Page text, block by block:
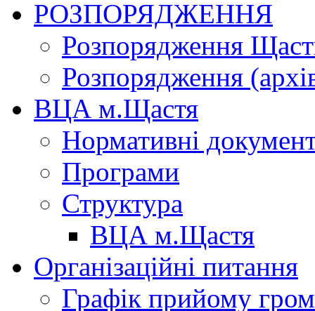
РОЗПОРЯДЖЕННЯ
Розпорядження
Розпорядження
ВЦА м.Щастя
Нормативні
Програми
Структура
ВЦА м.Щастя
Організаційні питання
Графік прийому